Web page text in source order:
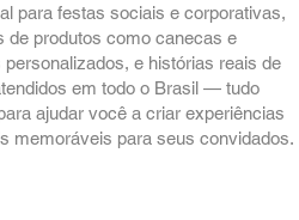
para festas sociais e corporativas,
de produtos como canecas e
personalizados, e histórias reais de
em todo o Brasil — tudo
ajudar você a criar experiências
memoráveis para seus convidados.